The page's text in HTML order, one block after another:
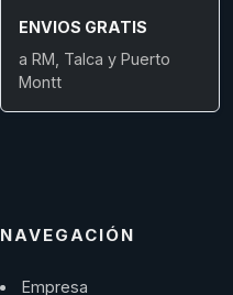
ENVIOS GRATIS
a RM, Talca y Puerto
Montt
NAVEGACIÓN
Empresa